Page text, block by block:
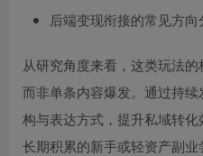
后端变现衔接的常见方向
从研究角度来看，这类玩法
而非单条内容爆发。通过持
构与表达方式，提升私域转
长期积累的新手或轻资产副业